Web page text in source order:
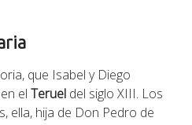
que Isabel y Diego
el Teruel del siglo XIII. Los
ella, hija de Don Pedro de